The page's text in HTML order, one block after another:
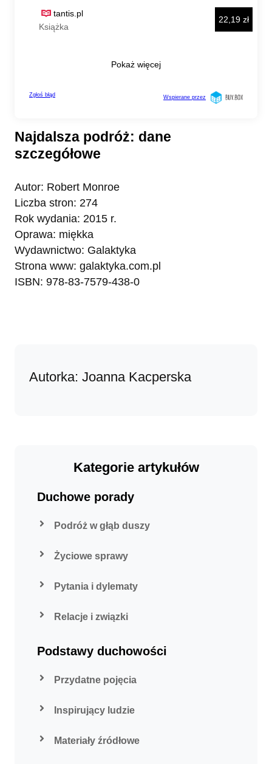
Najdalsza podróż: dane
szczegółowe
Autor: Robert Monroe
Liczba stron: 274
Rok wydania: 2015 r.
Oprawa: miękka
Wydawnictwo: Galaktyka
Strona www: galaktyka.com.pl
ISBN: 978-83-7579-438-0
Autorka: Joanna Kacperska
Kategorie artykułów
Duchowe porady
Podróż w głąb duszy
Życiowe sprawy
Pytania i dylematy
Relacje i związki
Podstawy duchowości
Przydatne pojęcia
Inspirujący ludzie
Materiały źródłowe